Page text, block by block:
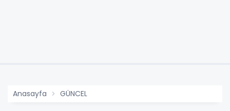
Anasayfa GÜNCEL